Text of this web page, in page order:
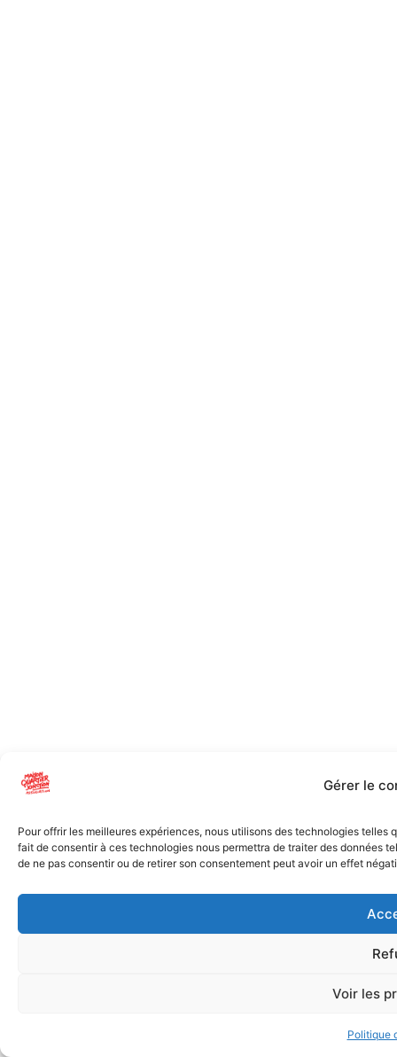
Gérer le
Pour offrir les meilleures expériences, nous utilisons des technologies
fait de consentir à ces technologies nous permettra de traiter des données
de ne pas consentir ou de retirer son consentement peut avoir un effet
Voir les
Politique